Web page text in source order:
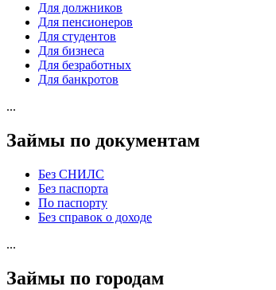
Для должников
Для пенсионеров
Для студентов
Для бизнеса
Для безработных
Для банкротов
...
Займы по документам
Без СНИЛС
Без паспорта
По паспорту
Без справок о доходе
...
Займы по городам